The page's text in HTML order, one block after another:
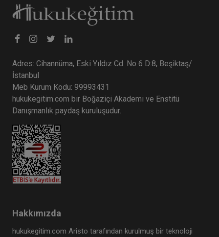
Adres: Cihannüma, Eski Yıldız Cd. No 6 D:8, Beşiktaş/
İstanbul
Meb Kurum Kodu: 99993431
hukukegitim.com bir Boğaziçi Akademi ve Enstitü
Danışmanlık paydaş kuruluşudur.
Hakkımızda
hukukegitim.com Aristo tarafından kurulmuş bir teknoloji